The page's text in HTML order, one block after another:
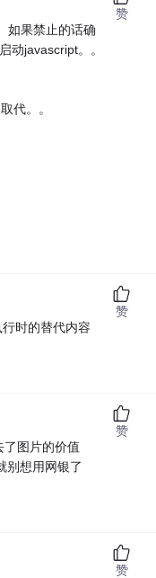
如果禁止的话确
动javascript。。
代。。
赞
时的替代内容
赞
了图片的价值
别想用网银了
赞
赞